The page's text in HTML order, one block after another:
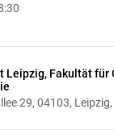
Leipzig, Fakultät für
29, 04103,